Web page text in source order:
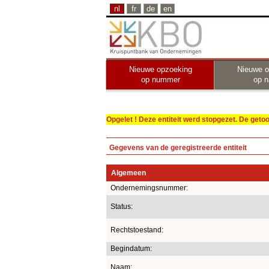
nl fr de en
Nieuwe opzoeking
op nummer
Nieuwe
op
Opgelet ! Deze entiteit werd stopgezet. De
Gegevens van de geregistreerde entiteit
Algemeen
Ondernemingsnummer:
Status:
Rechtstoestand:
Begindatum:
Naam: